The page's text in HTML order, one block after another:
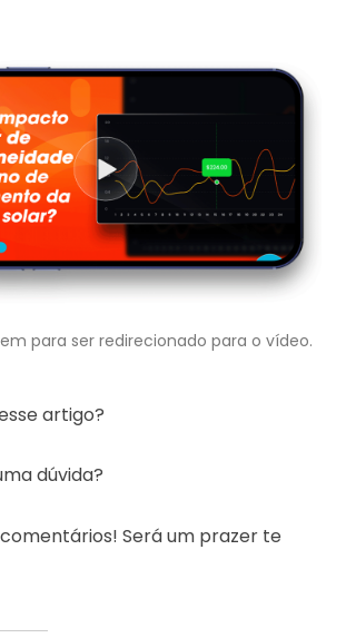
para ser redirecionado para o vídeo.
artigo?
dúvida?
comentários! Será um prazer te